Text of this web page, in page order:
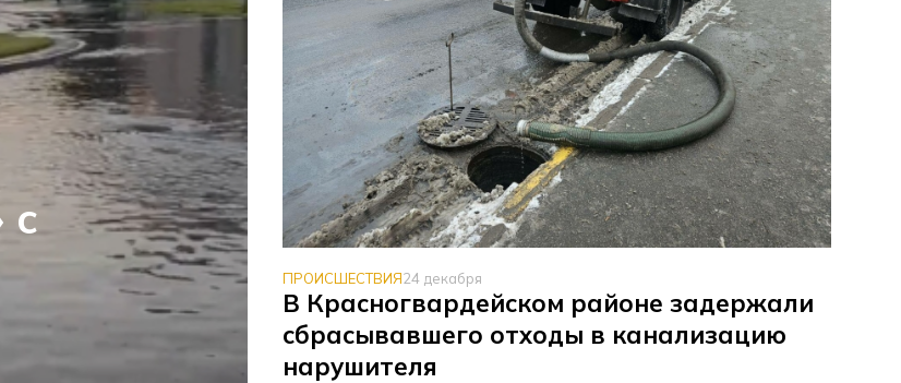
с
ПРОИСШЕСТВИЯ24 декабря
В Красногвардейском районе задержали
сбрасывавшего отходы в канализацию
нарушителя